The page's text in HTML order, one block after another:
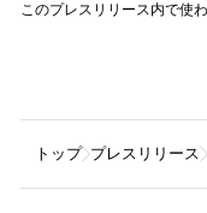
このプレスリリース内で使
トップ プレスリリース